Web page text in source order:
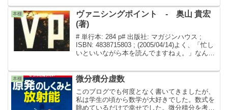
本棚
ヴァニシングポイント - 奥山 貴宏
(著)
# 単行本: 284 p# 出版社: マガジンハウス ;
ISBN: 4838715803 ; (2005/04/14)よく、「忙し
いといいながら本を読んでますねぇ。」なんて
本棚 微分積分虚数
このブログでも何度となく書いてきましたが、
私は学生の頃から数学が大好きでした。数式を
眺めているだけで幸せでした。微分積分を考え